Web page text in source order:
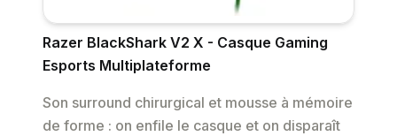
Razer BlackShark V2 X - Casque Gaming
Esports Multiplateforme
Son surround chirurgical et mousse à mémoire
de forme : on enfile le casque et on disparaît